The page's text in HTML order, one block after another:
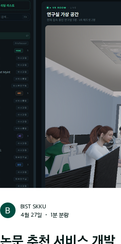
논문 추천 서비스 개발
BIST SKKU
4월 27일
1분 분량